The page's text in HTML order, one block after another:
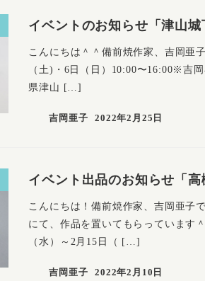
イベントのお知らせ「津山
こんにちは＾＾備前焼作家、吉岡亜
（土)・6日（日）10:00〜16:00※
県津山 […]
吉岡亜子 2022年2月25日
イベント出品のお知らせ「高
こんにちは！備前焼作家、吉岡亜子
にて、作品を置いてもらっています
（水）～2月15日（ […]
吉岡亜子 2022年2月10日